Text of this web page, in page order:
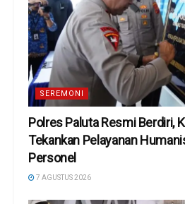
SEREMONI
Polres Paluta Resmi Berdiri,
Tekankan Pelayanan
Personel
7 AGUSTUS 2026